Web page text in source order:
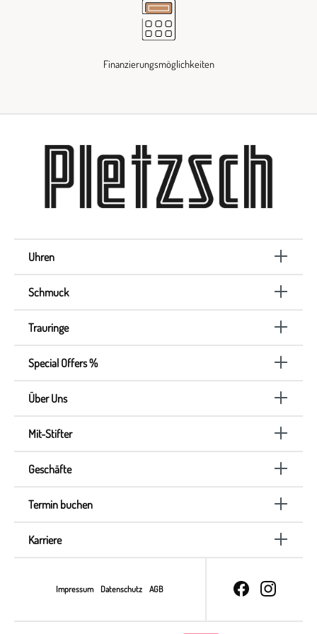
Finanzierungsmöglichkeiten
Uhren
Schmuck
Trauringe
Special Offers %
Über Uns
Mit-Stifter
Geschäfte
Termin buchen
Karriere
Impressum Datenschutz AGB